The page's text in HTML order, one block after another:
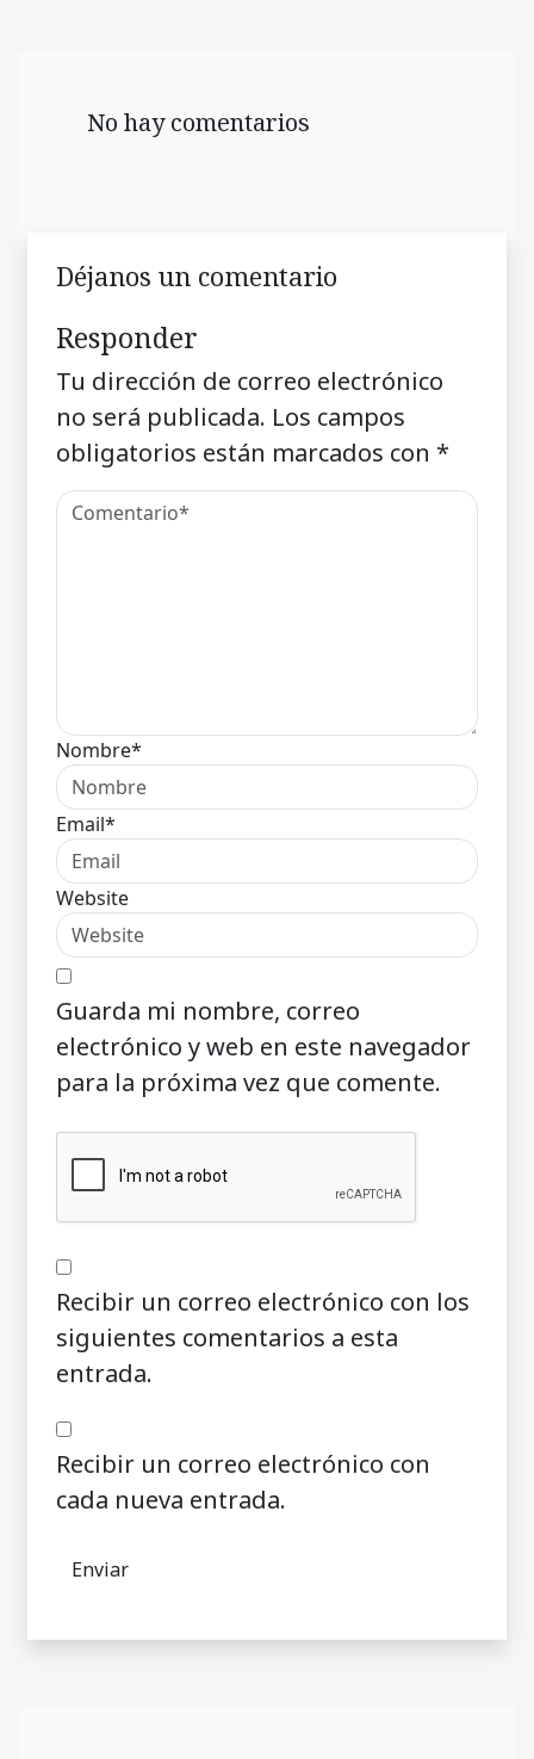
No hay comentarios
Déjanos un comentario
Responder
Tu dirección de correo electrónico
no será publicada. Los campos
obligatorios están marcados con *
Nombre*
Email*
Website
Guarda mi nombre, correo
electrónico y web en este navegador
para la próxima vez que comente.
Recibir un correo electrónico con los
siguientes comentarios a esta
entrada.
Recibir un correo electrónico con
cada nueva entrada.